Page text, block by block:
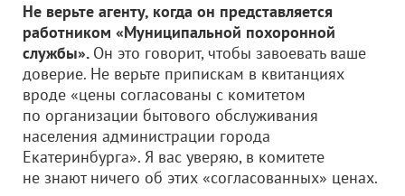
Не верьте агенту, когда он представляется
работником «Муниципальной похоронной
службы». Он это говорит, чтобы завоевать ваше
доверие. Не верьте припискам в квитанциях
вроде «цены согласованы с комитетом
по организации бытового обслуживания
населения администрации города
Екатеринбурга». Я вас уверяю, в комитете
не знают ничего об этих «согласованных» ценах.